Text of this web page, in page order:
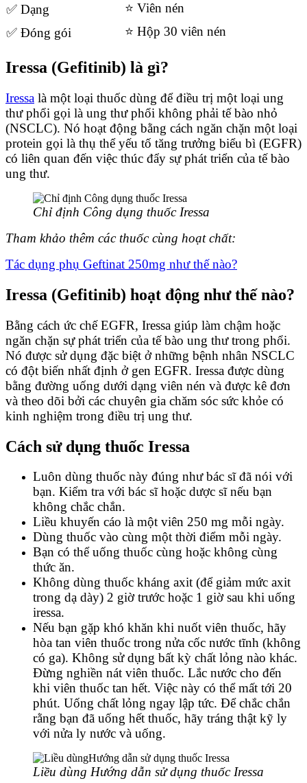
✅ Dạng
⭐ Viên nén
✅ Đóng gói
⭐ Hộp 30 viên nén
Iressa (Gefitinib) là gì?
Iressa là một loại thuốc dùng để điều trị một loại ung
thư phổi gọi là ung thư phổi không phải tế bào nhỏ
(NSCLC). Nó hoạt động bằng cách ngăn chặn một loại
protein gọi là thụ thể yếu tố tăng trưởng biểu bì (EGFR)
có liên quan đến việc thúc đẩy sự phát triển của tế bào
ung thư.
Chỉ định Công dụng thuốc Iressa
Tham khảo thêm các thuốc cùng hoạt chất:
Tác dụng phụ Geftinat 250mg như thế nào?
Iressa (Gefitinib) hoạt động như thế nào?
Bằng cách ức chế EGFR, Iressa giúp làm chậm hoặc
ngăn chặn sự phát triển của tế bào ung thư trong phổi.
Nó được sử dụng đặc biệt ở những bệnh nhân NSCLC
có đột biến nhất định ở gen EGFR. Iressa được dùng
bằng đường uống dưới dạng viên nén và được kê đơn
và theo dõi bởi các chuyên gia chăm sóc sức khỏe có
kinh nghiệm trong điều trị ung thư.
Cách sử dụng thuốc Iressa
Luôn dùng thuốc này đúng như bác sĩ đã nói với
bạn. Kiểm tra với bác sĩ hoặc dược sĩ nếu bạn
không chắc chắn.
Liều khuyến cáo là một viên 250 mg mỗi ngày.
Dùng thuốc vào cùng một thời điểm mỗi ngày.
Bạn có thể uống thuốc cùng hoặc không cùng
thức ăn.
Không dùng thuốc kháng axit (để giảm mức axit
trong dạ dày) 2 giờ trước hoặc 1 giờ sau khi uống
iressa.
Nếu bạn gặp khó khăn khi nuốt viên thuốc, hãy
hòa tan viên thuốc trong nửa cốc nước tĩnh (không
có ga). Không sử dụng bất kỳ chất lỏng nào khác.
Đừng nghiền nát viên thuốc. Lắc nước cho đến
khi viên thuốc tan hết. Việc này có thể mất tới 20
phút. Uống chất lỏng ngay lập tức. Để chắc chắn
rằng bạn đã uống hết thuốc, hãy tráng thật kỹ ly
với nửa ly nước và uống.
Liều dùng Hướng dẫn sử dụng thuốc Iressa